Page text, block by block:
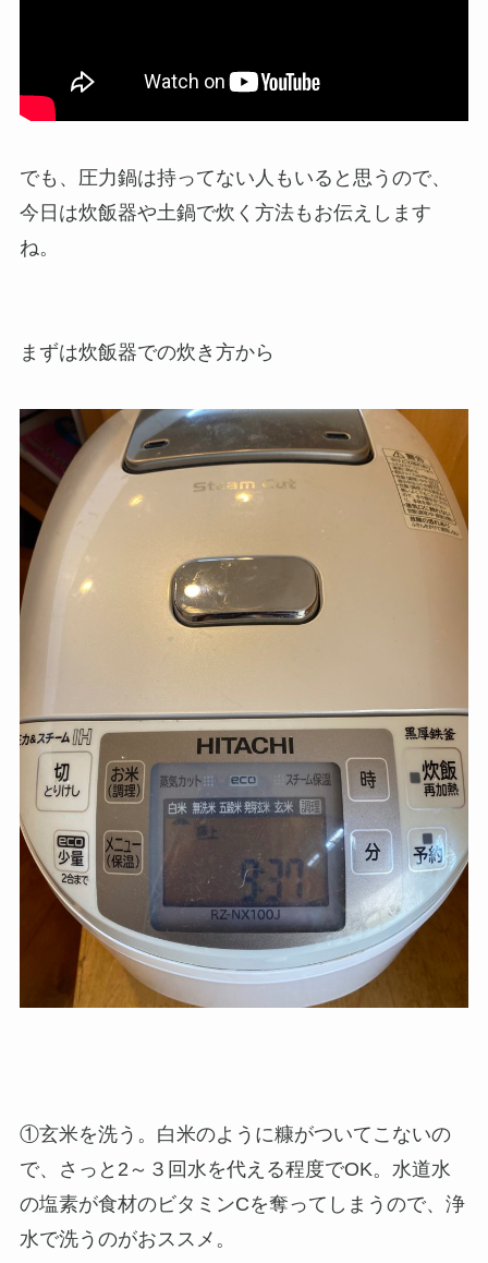
でも、圧力鍋は持ってない人もいると思うので、
今日は炊飯器や土鍋で炊く方法もお伝えします
ね。
まずは炊飯器での炊き方から
①玄米を洗う。白米のように糠がついてこないの
で、さっと2～３回水を代える程度でOK。水道水
の塩素が食材のビタミンCを奪ってしまうので、浄
水で洗うのがおススメ。